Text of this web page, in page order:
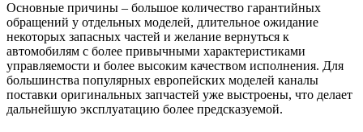
Основные причины – большое количество гарантийных
обращений у отдельных моделей, длительное ожидание
некоторых запасных частей и желание вернуться к
автомобилям с более привычными характеристиками
управляемости и более высоким качеством исполнения. Для
большинства популярных европейских моделей каналы
поставки оригинальных запчастей уже выстроены, что делает
дальнейшую эксплуатацию более предсказуемой.